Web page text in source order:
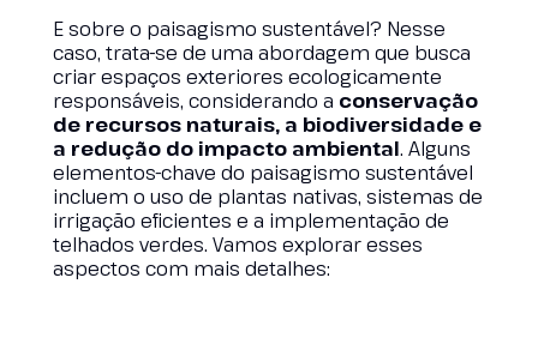
E sobre o paisagismo sustentável? Nesse
caso, trata-se de uma abordagem que busca
criar espaços exteriores ecologicamente
responsáveis, considerando a conservação
de recursos naturais, a biodiversidade e
a redução do impacto ambiental. Alguns
elementos-chave do paisagismo sustentável
incluem o uso de plantas nativas, sistemas de
irrigação eficientes e a implementação de
telhados verdes. Vamos explorar esses
aspectos com mais detalhes: